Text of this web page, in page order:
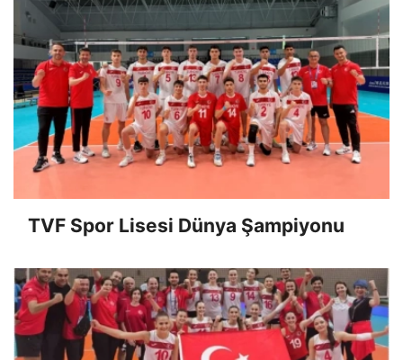
TVF Spor Lisesi Dünya Şampiyonu